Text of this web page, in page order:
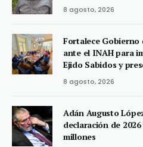
8 agosto, 2026
Fortalece Gobierno
ante el INAH para
Ejido Sabidos y
8 agosto, 2026
Adán Augusto
declaración de
millones